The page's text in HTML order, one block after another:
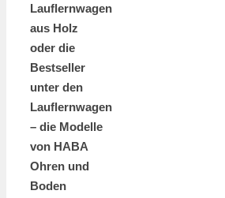
Lauflernwagen
aus Holz
oder die
Bestseller
unter den
Lauflernwagen
– die Modelle
von HABA
Ohren und
Boden